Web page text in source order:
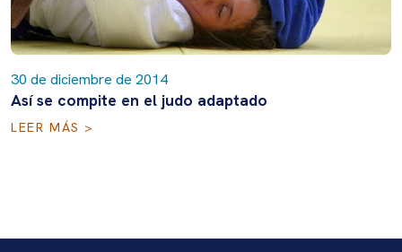
30 de diciembre de 2014
Así se compite en el judo adaptado
LEER MÁS >